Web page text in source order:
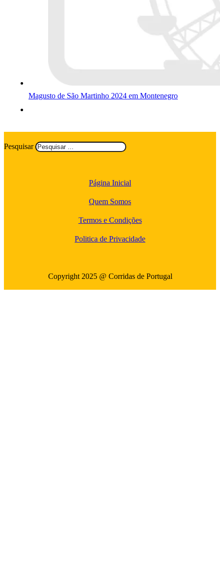
Magusto de São Martinho 2024 em Montenegro
Pesquisar
Página Inicial
Quem Somos
Termos e Condições
Politica de Privacidade
Copyright 2025 @ Corridas de Portugal